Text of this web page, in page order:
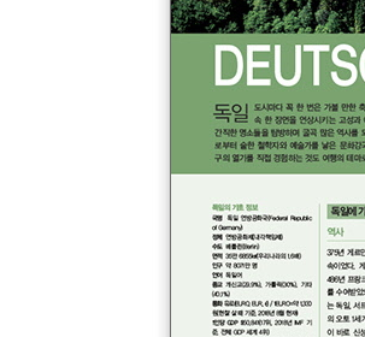
Bern 베른
Berner Oberland 베르너 오
Geneve 제네바
Lausanne 로잔
Montreux 몽트뢰
Zermatt 체르마트
Liechtenstein 리히텐슈타인
#이탈리아 ITALIA
Roma 로마
Assisi 아시시